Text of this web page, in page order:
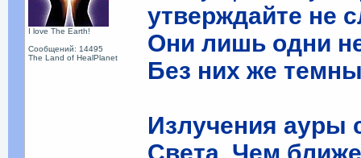
I love The Earth!
Сообщений: 14495
The Land of HealPlanet
утверждайте не
Они лишь одни
Без них же
Излучения ауры